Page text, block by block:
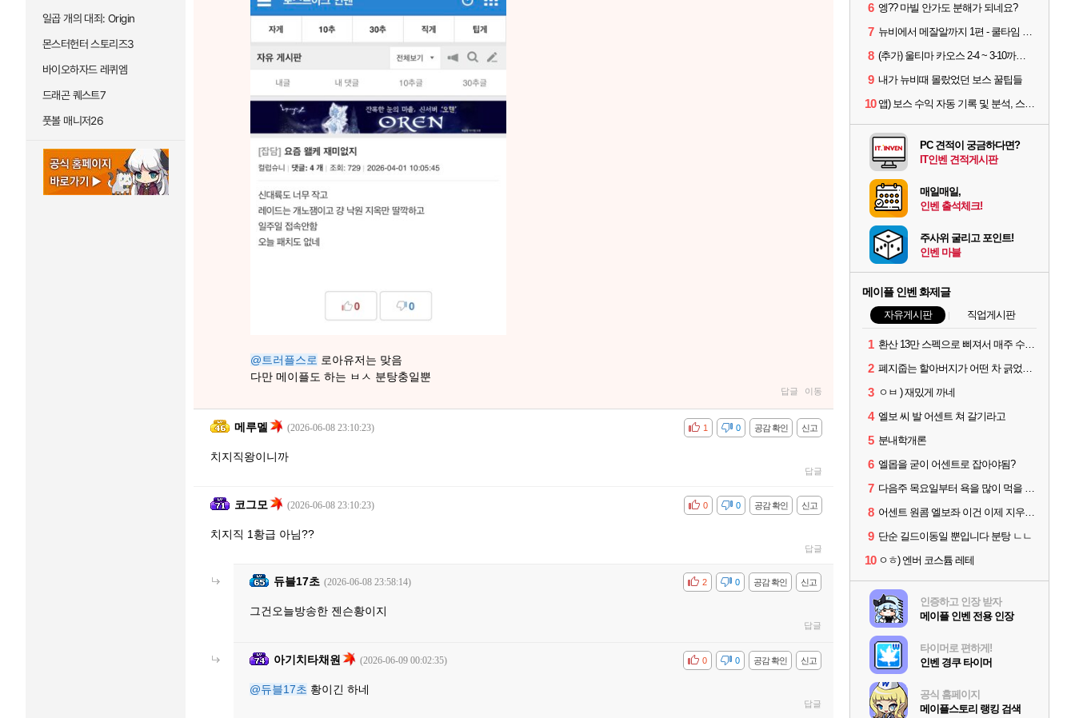
일곱 개의 대죄: Origin
몬스터헌터 스토리즈3
바이오하자드 레퀴엠
드래곤 퀘스트7
풋볼 매니저26
@트러플스로 로아유저는 맞음
다만 메이플도 하는 ㅂㅅ 분탕충일뿐
답글 이동
메루멜 (2026-06-08 23:10:23) 신고
공감 확인
비공감 0
1
치지직왕이니까
답글
코그모 (2026-06-08 23:10:23) 신고
공감 확인
비공감 0
0
치지직 1황급 아님??
답글
듀블17초 (2026-06-08 23:58:14) 신고
공감 확인
비공감 0
2
그건오늘방송한 젠슨황이지
답글
아기치타채원 (2026-06-09 00:02:35) 신고
공감 확인
비공감 0
0
@듀블17초 황이긴 하네
답글
6 엥?? 마빌 안가도 분해가 되네요?
7 뉴비에서 메잘알까지 1편 - 쿨타임 시스템
8 (추가) 울티마 카오스 2-4 ~ 3-10까지 공략 스펙 및 팁 공유
9 내가 뉴비때 몰랐었던 보스 꿀팁들
10 앱) 보스 수익 자동 기록 및 분석, 스케줄러 알림
PC 견적이 궁금하다면?
IT인벤 견적게시판
매일매일,
인벤 출석체크!
주사위 굴리고 포인트!
인벤 마블
메이플 인벤 화제글
자유게시판 직업게시판
1 환산 13만 스펙으로 삐져서 매주 수로 10만점 치고있으면 ㅋㅋ
2 폐지줍는 할아버지가 어떤 차 긁었는데
3 ㅇㅂ ) 재밌게 까네
4 엘보 씨 발 어센트 쳐 갈기라고
5 분내학개론
6 엘몹을 굳이 어센트로 잡아야됨?
7 다음주 목요일부터 욕을 많이 먹을 거 같은 기분이 들어
8 어센트 원콤 엘보좌 이건 이제 지우셔야할듯
9 단순 길드이동일 뿐입니다 분탕 ㄴㄴ
10 ㅇㅎ) 엔버 코스튬 레테
인증하고 인장 받자
메이플 인벤 전용 인장
타이머로 편하게!
인벤 경쿠 타이머
공식 홈페이지
메이플스토리 랭킹 검색